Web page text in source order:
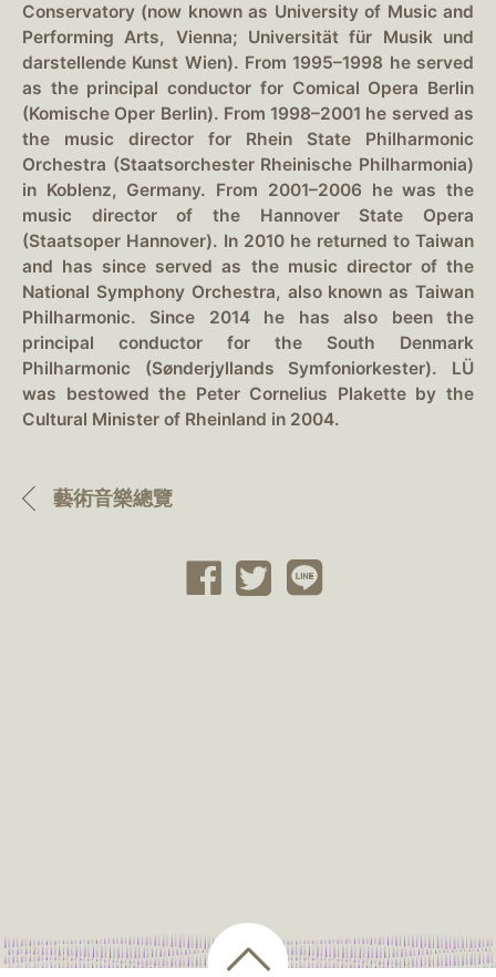
Conservatory (now known as University of Music and
Performing Arts, Vienna; Universität für Musik und
darstellende Kunst Wien). From 1995–1998 he served
as the principal conductor for Comical Opera Berlin
(Komische Oper Berlin). From 1998–2001 he served as
the music director for Rhein State Philharmonic
Orchestra (Staatsorchester Rheinische Philharmonia)
in Koblenz, Germany. From 2001–2006 he was the
music director of the Hannover State Opera
(Staatsoper Hannover). In 2010 he returned to Taiwan
and has since served as the music director of the
National Symphony Orchestra, also known as Taiwan
Philharmonic. Since 2014 he has also been the
principal conductor for the South Denmark
Philharmonic (Sønderjyllands Symfoniorkester). LÜ
was bestowed the Peter Cornelius Plakette by the
Cultural Minister of Rheinland in 2004.
藝術音樂總覽